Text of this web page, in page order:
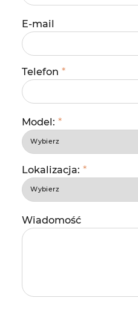
E-mail
Telefon *
Model: *
Lokalizacja: *
Wiadomość